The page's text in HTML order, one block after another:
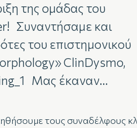
της ομάδας του
Συναντήσαμε και
του επιστημονικού
ClinDysmo,
Μας έκαναν…
τους συναδέλφους